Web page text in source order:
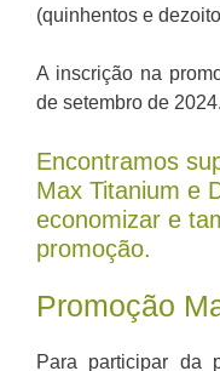
(quinhentos e
A inscrição na
de setembro de 2024.
Encontramos
Max Titanium e
economizar e
promoção.
Promoção
Para participar da